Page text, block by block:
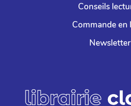
Conseils
Commande en
Newsletter